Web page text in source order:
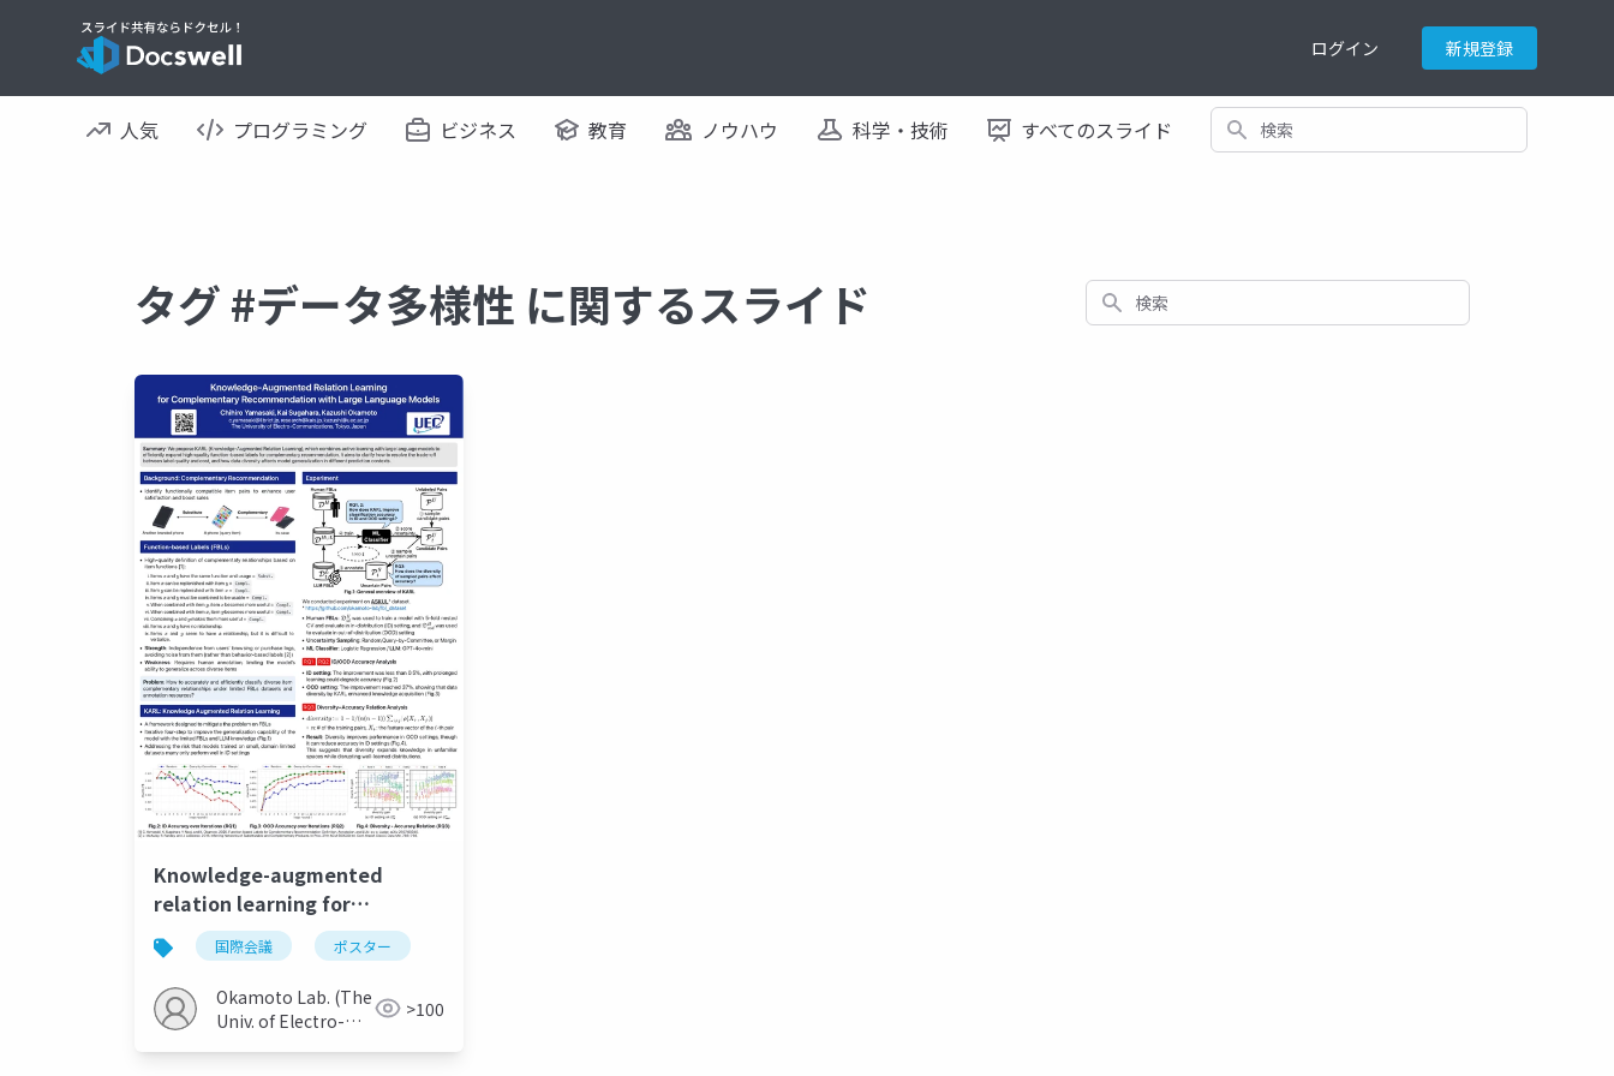
ログイン 新規登録
人気 プログラミング ビジネス 教育 ノウハウ 科学・技術 すべてのスライド 検索
タグ #データ多様性 に関するスライド 検索
Knowledge-augmented
relation learning for
complementary
recommendation with large
language models
国際会議 ポスター
Okamoto Lab. (The
Univ. of Electro-
>100